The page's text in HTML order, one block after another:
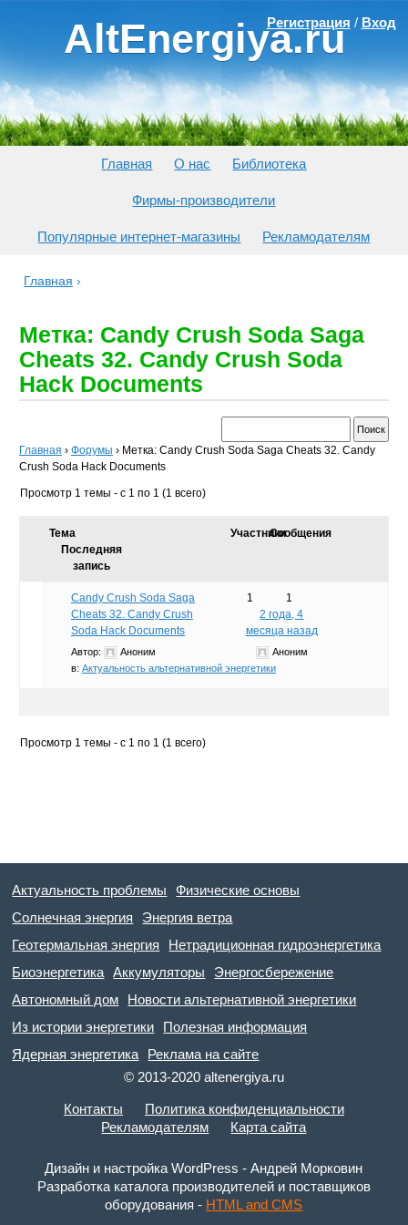
AltEnergiya.ru
Регистрация / Вход
Главная О нас Библиотека
Фирмы-производители
Популярные интернет-магазины Рекламодателям
Главная ›
Метка: Candy Crush Soda Saga
Cheats 32. Candy Crush Soda
Hack Documents
Главная › Форумы › Метка: Candy Crush Soda Saga Cheats 32. Candy
Crush Soda Hack Documents
Просмотр 1 темы - с 1 по 1 (1 всего)
Тема УчастникиСообщения
Последняя
запись
Candy Crush Soda Saga
Cheats 32. Candy Crush
Soda Hack Documents
Автор:
Аноним
в: Актуальность альтернативной энергетики
1
1
2 года, 4
месяца назад
Аноним
Просмотр 1 темы - с 1 по 1 (1 всего)
Актуальность проблемы
Физические основы
Солнечная энергия
Энергия ветра
Геотермальная энергия
Нетрадиционная гидроэнергетика
Биоэнергетика
Аккумуляторы
Энергосбережение
Автономный дом
Новости альтернативной энергетики
Из истории энергетики
Полезная информация
Ядерная энергетика
Реклама на сайте
© 2013-2020 altenergiya.ru
Контакты
Политика конфиденциальности
Рекламодателям
Карта сайта
Дизайн и настройка WordPress - Андрей Морковин
Разработка каталога производителей и поставщиков
оборудования - HTML and CMS